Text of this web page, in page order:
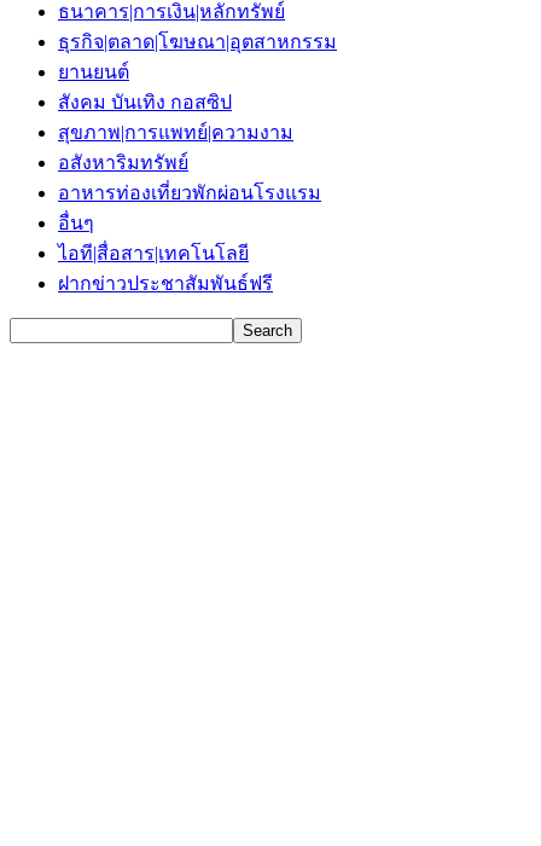
ธนาคาร|การเงิน|หลักทรัพย์
ธุรกิจ|ตลาด|โฆษณา|อุตสาหกรรม
ยานยนต์
สังคม บันเทิง กอสซิป
สุขภาพ|การแพทย์|ความงาม
อสังหาริมทรัพย์
อาหารท่องเที่ยวพักผ่อนโรงแรม
อื่นๆ
ไอที|สื่อสาร|เทคโนโลยี
ฝากข่าวประชาสัมพันธ์ฟรี